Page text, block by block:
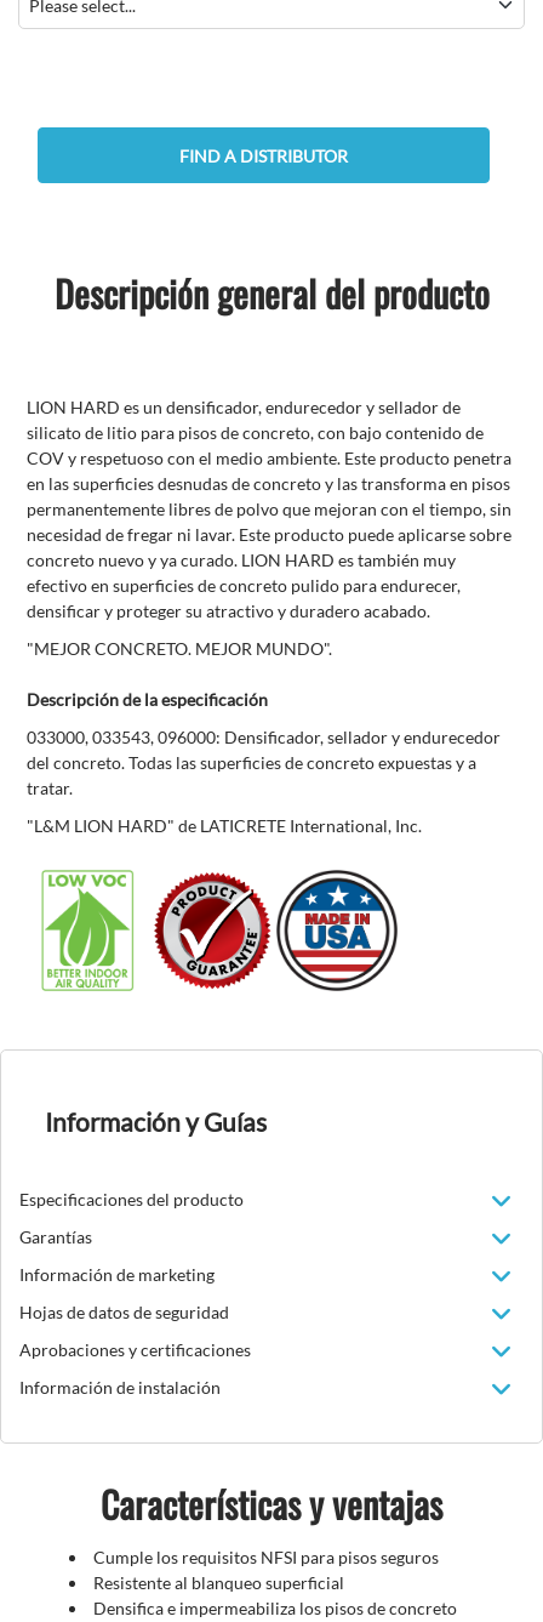
FIND A DISTRIBUTOR
Descripción general del producto
LION HARD es un densificador, endurecedor y sellador de
silicato de litio para pisos de concreto, con bajo contenido de
COV y respetuoso con el medio ambiente. Este producto penetra
en las superficies desnudas de concreto y las transforma en pisos
permanentemente libres de polvo que mejoran con el tiempo, sin
necesidad de fregar ni lavar. Este producto puede aplicarse sobre
concreto nuevo y ya curado. LION HARD es también muy
efectivo en superficies de concreto pulido para endurecer,
densificar y proteger su atractivo y duradero acabado.
"MEJOR CONCRETO. MEJOR MUNDO".
Descripción de la especificación
033000, 033543, 096000: Densificador, sellador y endurecedor
del concreto. Todas las superficies de concreto expuestas y a
tratar.
"L&M LION HARD" de LATICRETE International, Inc.
Información y Guías
Especificaciones del producto
Garantías
Información de marketing
Hojas de datos de seguridad
Aprobaciones y certificaciones
Información de instalación
Características y ventajas
Cumple los requisitos NFSI para pisos seguros
Resistente al blanqueo superficial
Densifica e impermeabiliza los pisos de concreto